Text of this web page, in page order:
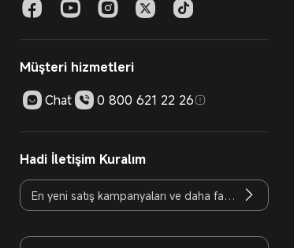
Müşteri hizmetleri
Chat
0 800 621 22 26
Hadi İletişim Kuralım